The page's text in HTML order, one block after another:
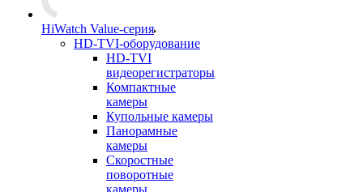
HiWatch Value-серия
HD-TVI-оборудование
HD-TVI
видеорегистраторы
Компактные
камеры
Купольные камеры
Панорамные
камеры
Скоростные
поворотные
камеры